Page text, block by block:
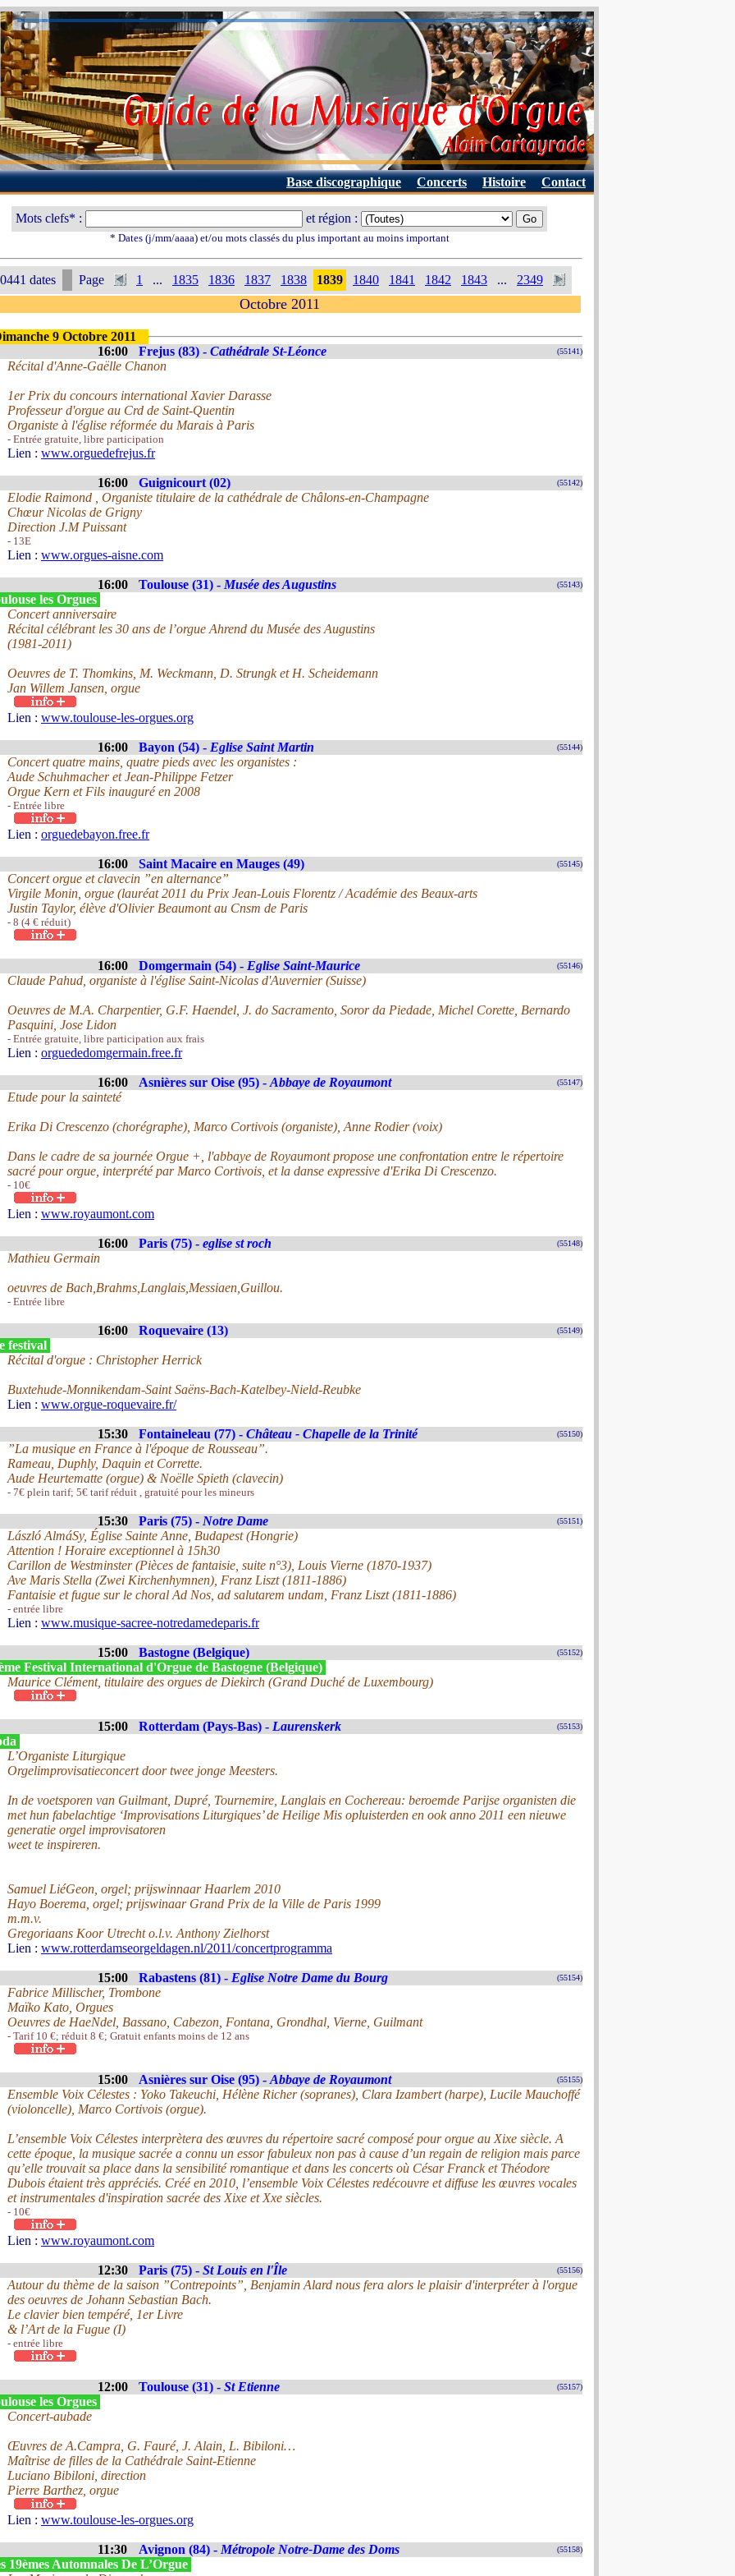
Base discographique Concerts Histoire Contact
Mots clefs* : et région :
* Dates (j/mm/aaaa) et/ou mots classés du plus important au moins important
dates Page 1 ... 1835 1836 1837 1838 1839 1840 1841 1842 1843 ... 2349
Octobre 2011
9 Octobre 2011
16:00
Frejus (83) - Cathédrale St-Léonce (55141)
Récital d'Anne-Gaëlle Chanon
1er Prix du concours international Xavier Darasse
Professeur d'orgue au Crd de Saint-Quentin
Organiste à l'église réformée du Marais à Paris
- Entrée gratuite, libre participation
Lien : www.orguedefrejus.fr
16:00 Guignicourt (02) (55142)
Elodie Raimond , Organiste titulaire de la cathédrale de Châlons-en-Champagne
Chœur Nicolas de Grigny
Direction J.M Puissant
- 13E
Lien : www.orgues-aisne.com
16:00 Toulouse (31) - Musée des Augustins (55143)
les Orgues
Concert anniversaire
Récital célébrant les 30 ans de l’orgue Ahrend du Musée des Augustins
(1981-2011)
Oeuvres de T. Thomkins, M. Weckmann, D. Strungk et H. Scheidemann
Jan Willem Jansen, orgue
Lien : www.toulouse-les-orgues.org
16:00 Bayon (54) - Eglise Saint Martin (55144)
Concert quatre mains, quatre pieds avec les organistes :
Aude Schuhmacher et Jean-Philippe Fetzer
Orgue Kern et Fils inauguré en 2008
- Entrée libre
Lien : orguedebayon.free.fr
16:00 Saint Macaire en Mauges (49) (55145)
Concert orgue et clavecin ”en alternance”
Virgile Monin, orgue (lauréat 2011 du Prix Jean-Louis Florentz / Académie des Beaux-arts
Justin Taylor, élève d'Olivier Beaumont au Cnsm de Paris
- 8 (4 € réduit)
16:00 Domgermain (54) - Eglise Saint-Maurice (55146)
Claude Pahud, organiste à l'église Saint-Nicolas d'Auvernier (Suisse)
Oeuvres de M.A. Charpentier, G.F. Haendel, J. do Sacramento, Soror da Piedade, Michel Corette, Bernardo
Pasquini, Jose Lidon
- Entrée gratuite, libre participation aux frais
Lien : orguededomgermain.free.fr
16:00 Asnières sur Oise (95) - Abbaye de Royaumont (55147)
Etude pour la sainteté
Erika Di Crescenzo (chorégraphe), Marco Cortivois (organiste), Anne Rodier (voix)
Dans le cadre de sa journée Orgue +, l'abbaye de Royaumont propose une confrontation entre le répertoire
sacré pour orgue, interprété par Marco Cortivois, et la danse expressive d'Erika Di Crescenzo.
- 10€
Lien : www.royaumont.com
16:00 Paris (75) - eglise st roch (55148)
Mathieu Germain
oeuvres de Bach,Brahms,Langlais,Messiaen,Guillou.
- Entrée libre
16:00 Roquevaire (13) (55149)
festival
Récital d'orgue : Christopher Herrick
Buxtehude-Monnikendam-Saint Saëns-Bach-Katelbey-Nield-Reubke
Lien : www.orgue-roquevaire.fr/
15:30 Fontaineleau (77) - Château - Chapelle de la Trinité (55150)
”La musique en France à l'époque de Rousseau”.
Rameau, Duphly, Daquin et Corrette.
Aude Heurtematte (orgue) & Noëlle Spieth (clavecin)
- 7€ plein tarif; 5€ tarif réduit , gratuité pour les mineurs
15:30 Paris (75) - Notre Dame (55151)
László AlmáSy, Église Sainte Anne, Budapest (Hongrie)
Attention ! Horaire exceptionnel à 15h30
Carillon de Westminster (Pièces de fantaisie, suite n°3), Louis Vierne (1870-1937)
Ave Maris Stella (Zwei Kirchenhymnen), Franz Liszt (1811-1886)
Fantaisie et fugue sur le choral Ad Nos, ad salutarem undam, Franz Liszt (1811-1886)
- entrée libre
Lien : www.musique-sacree-notredamedeparis.fr
15:00 Bastogne (Belgique) (55152)
Festival International d'Orgue de Bastogne (Belgique)
Maurice Clément, titulaire des orgues de Diekirch (Grand Duché de Luxembourg)
15:00 Rotterdam (Pays-Bas) - Laurenskerk (55153)
L’Organiste Liturgique
Orgelimprovisatieconcert door twee jonge Meesters.
In de voetsporen van Guilmant, Dupré, Tournemire, Langlais en Cochereau: beroemde Parijse organisten die
met hun fabelachtige ‘Improvisations Liturgiques’ de Heilige Mis opluisterden en ook anno 2011 een nieuwe
generatie orgel improvisatoren
weet te inspireren.
Samuel LiéGeon, orgel; prijswinnaar Haarlem 2010
Hayo Boerema, orgel; prijswinaar Grand Prix de la Ville de Paris 1999
m.m.v.
Gregoriaans Koor Utrecht o.l.v. Anthony Zielhorst
Lien : www.rotterdamseorgeldagen.nl/2011/concertprogramma
15:00 Rabastens (81) - Eglise Notre Dame du Bourg (55154)
Fabrice Millischer, Trombone
Maïko Kato, Orgues
Oeuvres de HaeNdel, Bassano, Cabezon, Fontana, Grondhal, Vierne, Guilmant
- Tarif 10 €; réduit 8 €; Gratuit enfants moins de 12 ans
15:00 Asnières sur Oise (95) - Abbaye de Royaumont (55155)
Ensemble Voix Célestes : Yoko Takeuchi, Hélène Richer (sopranes), Clara Izambert (harpe), Lucile Mauchoffé
(violoncelle), Marco Cortivois (orgue).
L’ensemble Voix Célestes interprètera des œuvres du répertoire sacré composé pour orgue au Xixe siècle. A
cette époque, la musique sacrée a connu un essor fabuleux non pas à cause d’un regain de religion mais parce
qu’elle trouvait sa place dans la sensibilité romantique et dans les concerts où César Franck et Théodore
Dubois étaient très appréciés. Créé en 2010, l’ensemble Voix Célestes redécouvre et diffuse les œuvres vocales
et instrumentales d'inspiration sacrée des Xixe et Xxe siècles.
- 10€
Lien : www.royaumont.com
12:30 Paris (75) - St Louis en l'Île (55156)
Autour du thème de la saison ”Contrepoints”, Benjamin Alard nous fera alors le plaisir d'interpréter à l'orgue
des oeuvres de Johann Sebastian Bach.
Le clavier bien tempéré, 1er Livre
& l’Art de la Fugue (I)
- entrée libre
12:00 Toulouse (31) - St Etienne (55157)
les Orgues
Concert-aubade
Œuvres de A.Campra, G. Fauré, J. Alain, L. Bibiloni…
Maîtrise de filles de la Cathédrale Saint-Etienne
Luciano Bibiloni, direction
Pierre Barthez, orgue
Lien : www.toulouse-les-orgues.org
11:30 Avignon (84) - Métropole Notre-Dame des Doms (55158)
19èmes Automnales De L’Orgue